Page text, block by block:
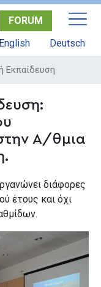
FORUM
English Deutsch
Εκπαίδευση
Α/θμια
διάφορες
έτους και όχι